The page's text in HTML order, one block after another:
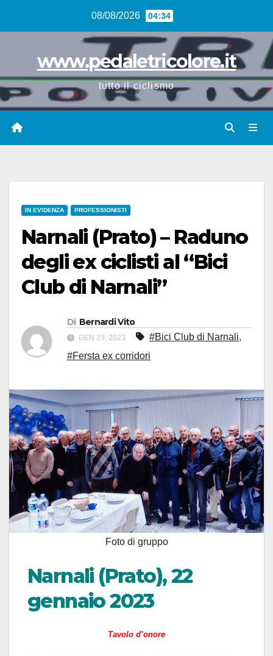
08/08/2026 04:34
www.pedaletricolore.it
tutto il ciclismo
IN EVIDENZA PROFESSIONISTI
Narnali (Prato) – Raduno
degli ex ciclisti al “Bici
Club di Narnali”
Di Bernardi Vito
GEN 23, 2023 #Bici Club di Narnali,
#Fersta ex corridori
Foto di gruppo
Narnali (Prato), 22
gennaio 2023
Tavolo d’onore